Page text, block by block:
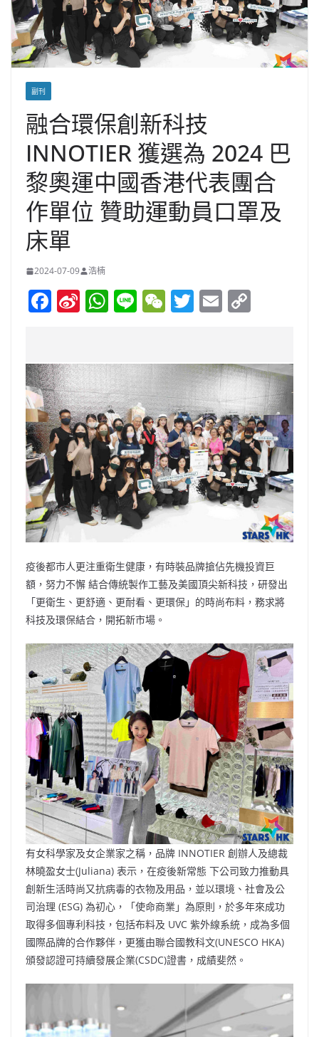
副刊
融合環保創新科技
INNOTIER 獲選為 2024 巴
黎奧運中國香港代表團合
作單位 贊助運動員口罩及
床單
2024-07-09 浩楠
F
e
b
o
o
k
Si
W
ei
b
o
W
s
A
p
p
Li W
h
at
T
er
E
l y
Li
n
k
疫後都市人更注重衛生健康，有時裝品牌搶佔先機投資巨
額，努力不懈 結合傳統製作工藝及美國頂尖新科技，研發出
「更衛生、更舒適、更耐看、更環保」的時尚布料，務求將
科技及環保結合，開拓新市場。
有女科學家及女企業家之稱，品牌 INNOTIER 創辦人及總裁
林曉盈女士(Juliana) 表示，在疫後新常態 下公司致力推動具
創新生活時尚又抗病毒的衣物及用品，並以環境、社會及公
司治理 (ESG) 為初心，「使命商業」為原則，於多年來成功
取得多個專利科技，包括布料及 UVC 紫外線系統，成為多個
國際品牌的合作夥伴，更獲由聯合國教科文(UNESCO HKA)
頒發認證可持續發展企業(CSDC)證書，成績斐然。